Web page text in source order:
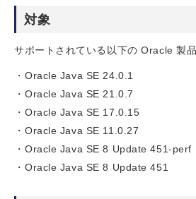
対象
サポートされている以下の Oracle 製品
Oracle Java SE 24.0.1
Oracle Java SE 21.0.7
Oracle Java SE 17.0.15
Oracle Java SE 11.0.27
Oracle Java SE 8 Update 451-perf
Oracle Java SE 8 Update 451